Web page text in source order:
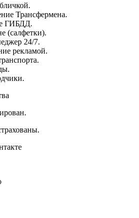
Трансфермена.
ГИБДД.
(салфетки).
24/7.
рекламой.